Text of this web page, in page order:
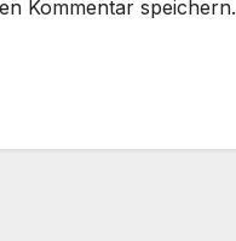
Kommentar speichern.